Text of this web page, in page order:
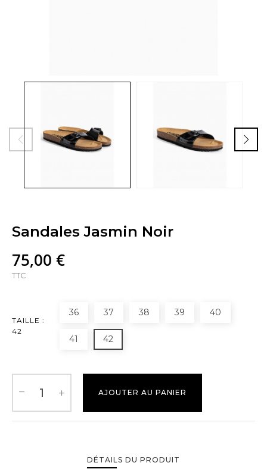
Sandales Jasmin Noir
75,00 €
TTC
TAILLE :
42
36 37 38 39 40
41 42
AJOUTER AU PANIER
DÉTAILS DU PRODUIT